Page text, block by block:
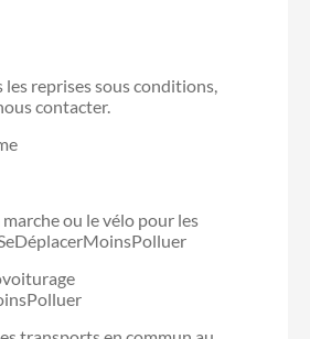
les reprises sous conditions,
contacter.
ou le vélo pour les